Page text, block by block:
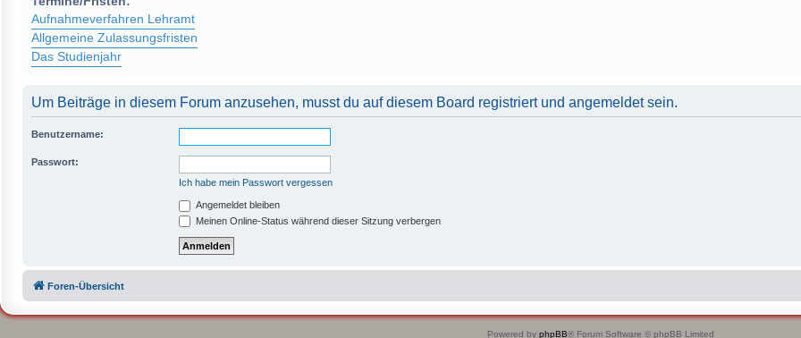
Aufnahmeverfahren Lehramt
Allgemeine Zulassungsfristen
Das Studienjahr
Um Beiträge in diesem Forum anzusehen, musst du auf diesem Board registriert und angemeldet sein.
Benutzername:
Passwort:
Ich habe mein Passwort vergessen
Angemeldet bleiben
Meinen Online-Status während dieser Sitzung verbergen
Foren-Übersicht
Powered by phpBB® Forum Software © phpBB Limited